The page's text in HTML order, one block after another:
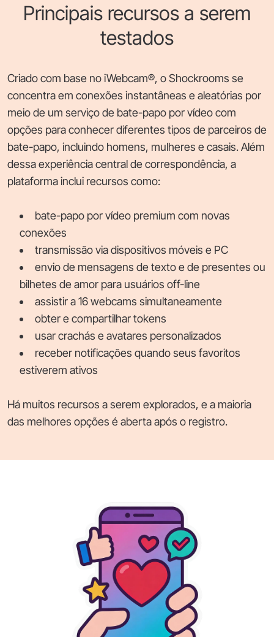
Principais recursos a serem
testados
Criado com base no iWebcam®, o Shockrooms se
concentra em conexões instantâneas e aleatórias por
meio de um serviço de bate-papo por vídeo com
opções para conhecer diferentes tipos de parceiros de
bate-papo, incluindo homens, mulheres e casais. Além
dessa experiência central de correspondência, a
plataforma inclui recursos como:
bate-papo por vídeo premium com novas
conexões
transmissão via dispositivos móveis e PC
envio de mensagens de texto e de presentes ou
bilhetes de amor para usuários off-line
assistir a 16 webcams simultaneamente
obter e compartilhar tokens
usar crachás e avatares personalizados
receber notificações quando seus favoritos
estiverem ativos
Há muitos recursos a serem explorados, e a maioria
das melhores opções é aberta após o registro.